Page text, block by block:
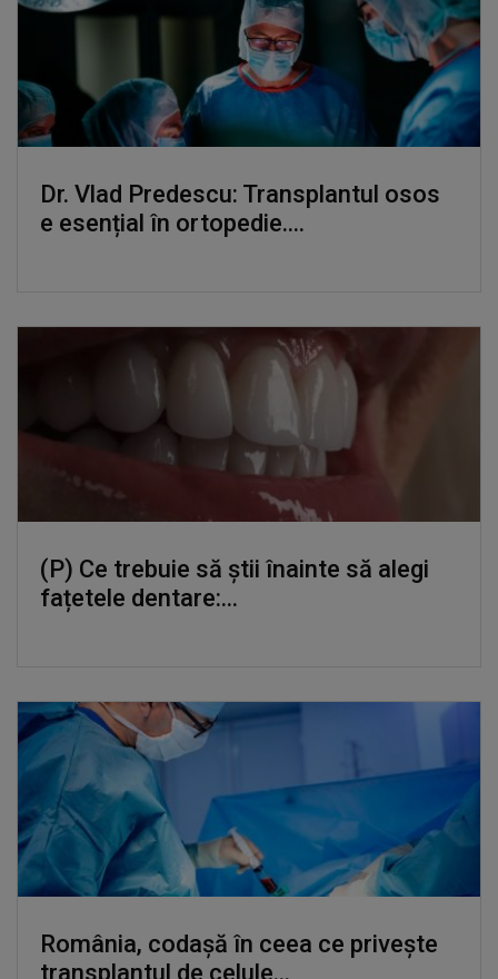
Dr. Vlad Predescu: Transplantul osos
e esențial în ortopedie....
(P) Ce trebuie să știi înainte să alegi
fațetele dentare:...
România, codașă în ceea ce privește
transplantul de celule...